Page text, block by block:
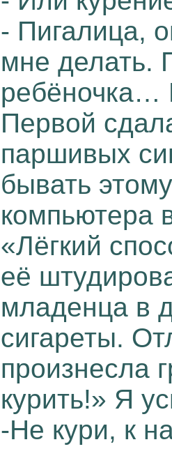
- Пигалица,
мне делать.
ребёночка…
Первой
паршивых
бывать
компьютера
«Лёгкий
её
младенца в
сигареты.
произнесла
курить!» Я
-Не кури, к